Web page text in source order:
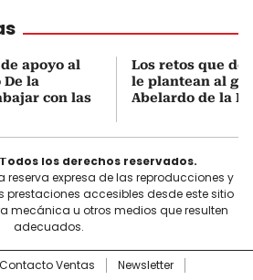
apoyo al
la
con las
Los retos que
le plantean al
Abelardo de la
Todos los derechos reservados.
reserva expresa de las reproducciones y
prestaciones accesibles desde este sitio
mecánica u otros medios que resulten
adecuados.
Contacto Ventas
Newsletter